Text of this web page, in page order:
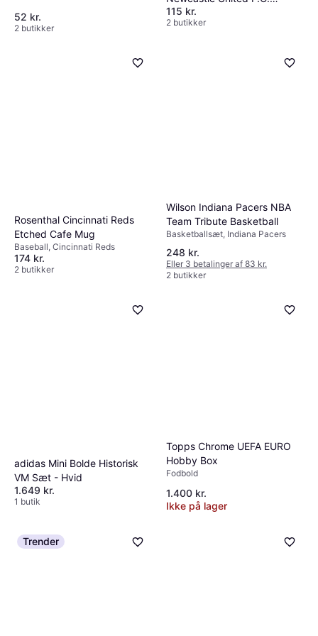
52 kr.
2 butikker
Gadeskilt 40x18 cm
115 kr.
2 butikker
Rosenthal Cincinnati Reds
Etched Cafe Mug
Baseball, Cincinnati Reds
174 kr.
2 butikker
Wilson Indiana Pacers NBA
Team Tribute Basketball
Basketballsæt, Indiana Pacers
248 kr.
Eller 3 betalinger af 83 kr.
2 butikker
adidas Mini Bolde Historisk
VM Sæt - Hvid
1.649 kr.
1 butik
Topps Chrome UEFA EURO
Hobby Box
Fodbold
1.400 kr.
Ikke på lager
Trender